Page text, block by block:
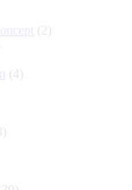
(2)
(4)